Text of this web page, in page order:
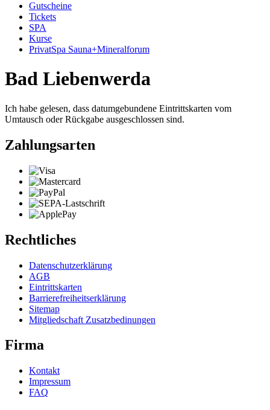
Gutscheine
Tickets
SPA
Kurse
PrivatSpa Sauna+Mineralforum
Bad Liebenwerda
Ich habe gelesen, dass datumgebundene Eintrittskarten vom
Umtausch oder Rückgabe ausgeschlossen sind.
Zahlungsarten
Rechtliches
Datenschutzerklärung
AGB
Eintrittskarten
Barrierefreiheitserklärung
Sitemap
Mitgliedschaft Zusatzbedinungen
Firma
Kontakt
Impressum
FAQ